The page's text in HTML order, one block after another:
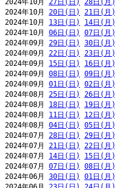
2024年10月 27日(日) 28日(月)
2024年10月 20日(日) 21日(月)
2024年10月 13日(日) 14日(月)
2024年10月 06日(日) 07日(月)
2024年09月 29日(日) 30日(月)
2024年09月 22日(日) 23日(月)
2024年09月 15日(日) 16日(月)
2024年09月 08日(日) 09日(月)
2024年09月 01日(日) 02日(月)
2024年08月 25日(日) 26日(月)
2024年08月 18日(日) 19日(月)
2024年08月 11日(日) 12日(月)
2024年08月 04日(日) 05日(月)
2024年07月 28日(日) 29日(月)
2024年07月 21日(日) 22日(月)
2024年07月 14日(日) 15日(月)
2024年07月 07日(日) 08日(月)
2024年06月 30日(日) 01日(月)